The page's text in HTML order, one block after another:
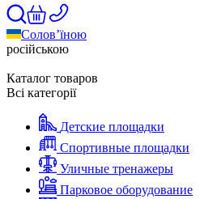
Солов’їною
російською
Каталог товаров
Всі категорії
Детские площадки
Спортивные площадки
Уличные тренажеры
Парковое оборудование